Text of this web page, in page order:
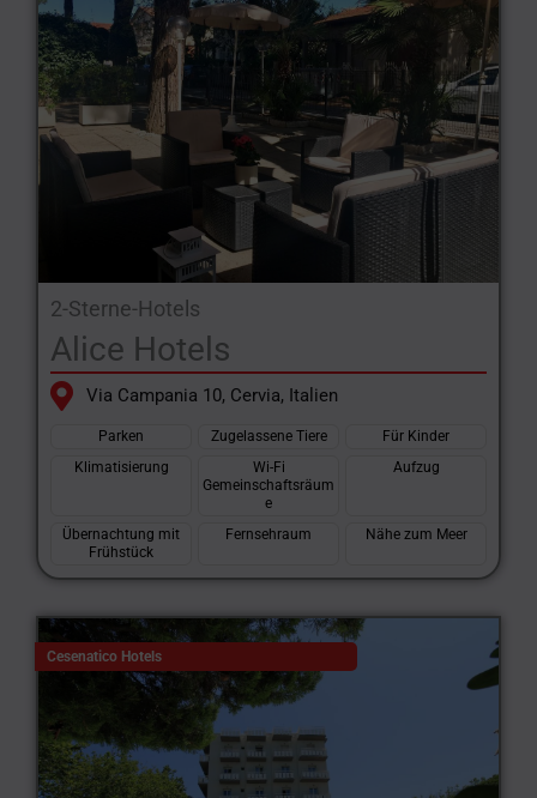
2-Sterne-Hotels
Alice Hotels
Via Campania 10, Cervia, Italien
Parken Zugelassene Tiere
Für Kinder
Klimatisierung
Wi-Fi
Gemeinschaftsräum
e
Aufzug
Übernachtung mit
Frühstück
Fernsehraum Nähe zum Meer
Cesenatico Hotels